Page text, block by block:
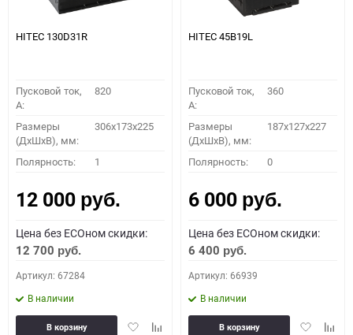
HITEC 130D31R
Пусковой ток,
A:
820
Размеры
(ДхШхВ), мм:
306x173x225
Полярность: 1
12 000 руб.
Цена без ECOном скидки:
12 700 руб.
Артикул: 67284
В наличии
ДобавитьДобавить
В корзину
HITEC 45B19L
Пусковой ток,
A:
360
Размеры
(ДхШхВ), мм:
187x127x227
Полярность: 0
6 000 руб.
Цена без ECOном скидки:
6 400 руб.
Артикул: 66939
В наличии
Добавить
В корзину